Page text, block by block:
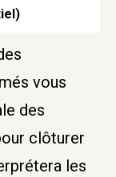
vous
des
clôturer
les